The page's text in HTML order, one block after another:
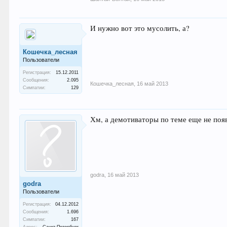
Кошечка_лесная
Пользователи
Регистрация:
15.12.2011
Сообщения:
2.095
Симпатии:
129
И нужно вот это мусолить, а?
Кошечка_лесная 16 май 2013
godra
Пользователи
Регистрация:
04.12.2012
Сообщения:
1.696
Симпатии:
167
Хм, а демотиваторы по теме еще не
godra 16 май 2013